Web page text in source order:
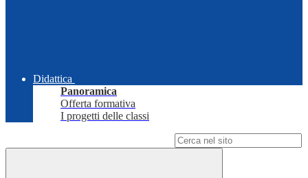
Didattica
Panoramica
Offerta formativa
I progetti delle classi